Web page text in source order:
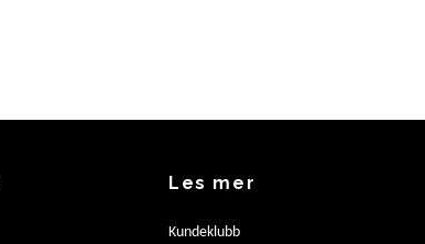
Les mer
Kundeklubb